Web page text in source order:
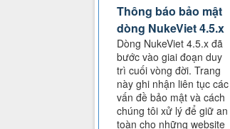
Thông báo bảo mật
dòng NukeViet 4.5.x
Dòng NukeViet 4.5.x đã
bước vào giai đoạn duy
trì cuối vòng đời. Trang
này ghi nhận liên tục các
vấn đề bảo mật và cách
chúng tôi xử lý để giữ an
toàn cho những website